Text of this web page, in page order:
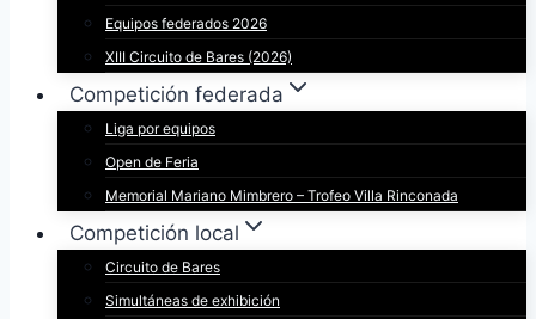
Equipos federados 2026
XIII Circuito de Bares (2026)
Competición federada
Liga por equipos
Open de Feria
Memorial Mariano Mimbrero – Trofeo Villa Rinconada
Competición local
Circuito de Bares
Simultáneas de exhibición